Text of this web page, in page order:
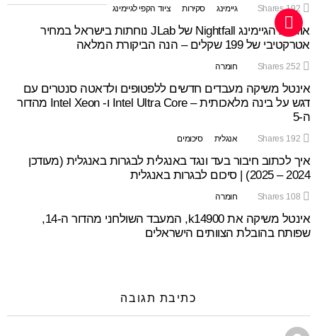
192
Shares גיימינג סקירות ציוד הקפי לגיימינג
אוזניות הגיימינג Nightfall של JLab נוחתות בישראל במחיר
אטרקטיבי של 199 שקלים – הנה הביקורת המלאה
252
Shares חומרה
אינטל משיקה מעבדים חדשים ללפטופים ולדאטה סנטרים עם
דגש על בינה מלאכותית – Intel Ultra Core ו- Intel Xeon מהדור
ה-5
192
Shares אנגלית סיכומים
איך לכתוב חיבור בעד ונגד באנגלית לבגרות באנגלית (מעודכן
2024 – 2025) | סיכום לבגרות באנגלית
108
Shares חומרה
אינטל משיקה את k14900, המעבד השולחני מהדור ה-14,
שפותח בהובלת הצוותים הישראלים
כתיבת תגובה